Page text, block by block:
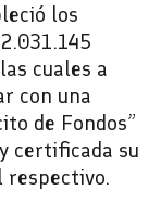
los
cuales a
con una
de Fondos”
certificada su